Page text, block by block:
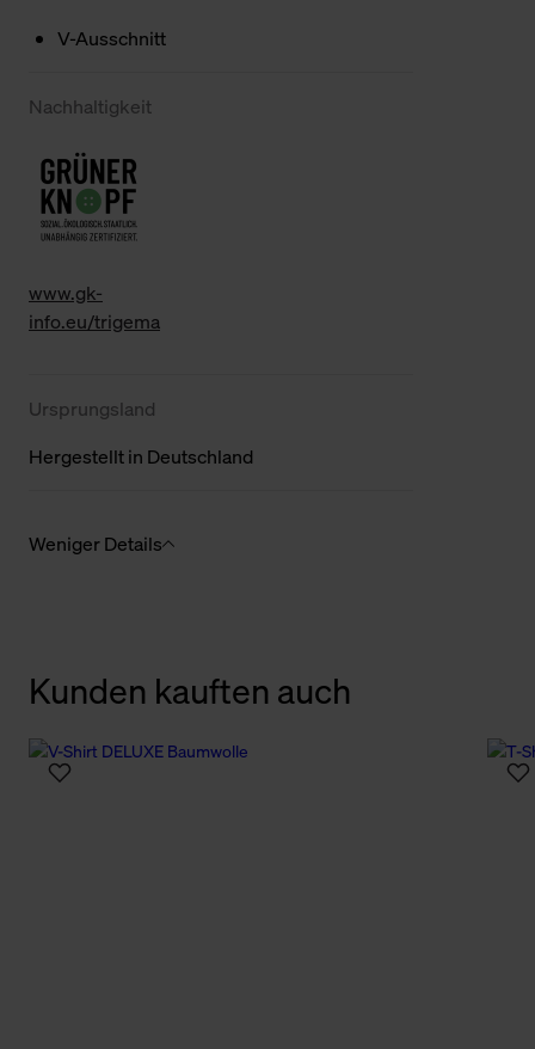
V-Ausschnitt
Nachhaltigkeit
www.gk-
info.eu/trigema
Ursprungsland
Hergestellt in Deutschland
Weniger Details
Kunden kauften auch